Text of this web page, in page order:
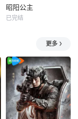
昭阳公主
已完结
更多